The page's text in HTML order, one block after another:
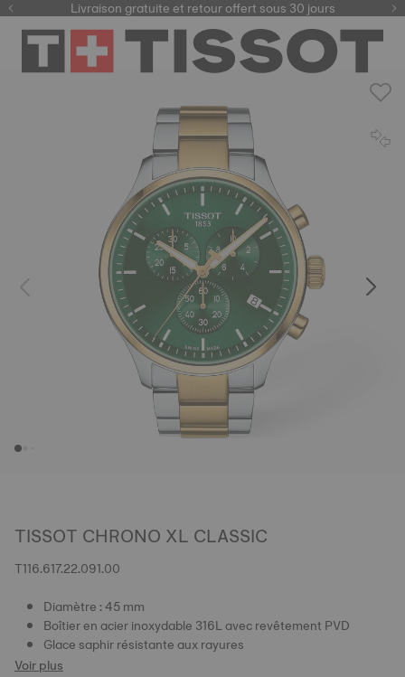
Livraison gratuite et retour offert sous 30 jours
TISSOT CHRONO XL CLASSIC
T116.617.22.091.00
Diamètre : 45 mm
Boîtier en acier inoxydable 316L avec revêtement PVD
Glace saphir résistante aux rayures
Voir plus